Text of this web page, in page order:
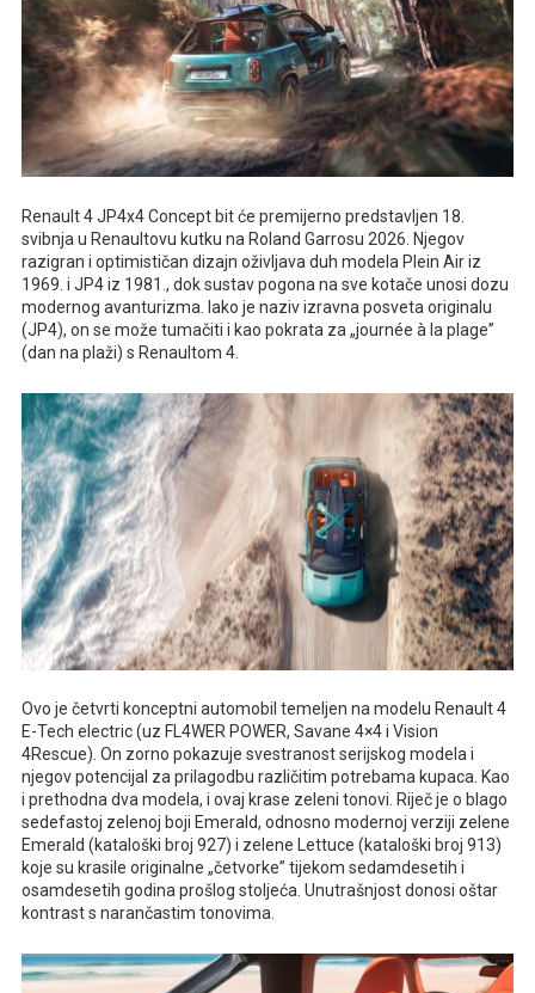
Renault 4 JP4x4 Concept bit će premijerno predstavljen 18.
svibnja u Renaultovu kutku na Roland Garrosu 2026. Njegov
razigran i optimističan dizajn oživljava duh modela Plein Air iz
1969. i JP4 iz 1981., dok sustav pogona na sve kotače unosi dozu
modernog avanturizma. Iako je naziv izravna posveta originalu
(JP4), on se može tumačiti i kao pokrata za „journée à la plage”
(dan na plaži) s Renaultom 4.
Ovo je četvrti konceptni automobil temeljen na modelu Renault 4
E-Tech electric (uz FL4WER POWER, Savane 4×4 i Vision
4Rescue). On zorno pokazuje svestranost serijskog modela i
njegov potencijal za prilagodbu različitim potrebama kupaca. Kao
i prethodna dva modela, i ovaj krase zeleni tonovi. Riječ je o blago
sedefastoj zelenoj boji Emerald, odnosno modernoj verziji zelene
Emerald (kataloški broj 927) i zelene Lettuce (kataloški broj 913)
koje su krasile originalne „četvorke” tijekom sedamdesetih i
osamdesetih godina prošlog stoljeća. Unutrašnjost donosi oštar
kontrast s narančastim tonovima.